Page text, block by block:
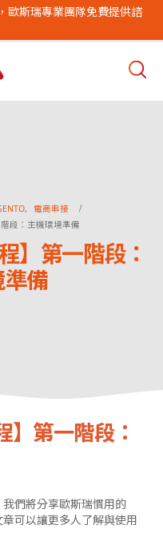
歐斯瑞專業團隊免費提供諮
,
電商串接
階段：主機環境準備
】第一階段：
備
】第一階段：
們將分享歐斯瑞慣用的
可以讓更多人了解與使用